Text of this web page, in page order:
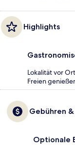
Highlights
Lokalität vor
Freien
Gebühren
Optionale